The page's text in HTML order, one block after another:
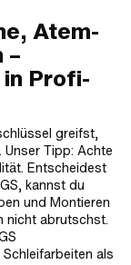
Atem-
–
Profi-
greifst,
Tipp: Achte
Entscheidest
kannst du
und Montieren
nicht abrutschst.
als